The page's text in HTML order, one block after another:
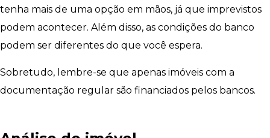
tenha mais de uma opção em mãos, já que imprevistos
podem acontecer. Além disso, as condições do banco
podem ser diferentes do que você espera.
Sobretudo, lembre-se que apenas imóveis com a
documentação regular são financiados pelos bancos.